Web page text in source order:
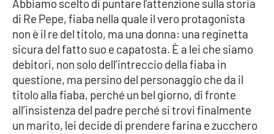
Lamezia Terme
PROGETTI
SPECIALI
Buona Sanità Calabria
LA
CALABRIAVISIONE
Abbiamo scelto di puntare l’attenzione sulla storia
di Re Pepe, fiaba nella quale il vero protagonista
non è il re del titolo, ma una donna: una reginetta
sicura del fatto suo e capatosta. È a lei che siamo
debitori, non solo dell’intreccio della fiaba in
questione, ma persino del personaggio che da il
titolo alla fiaba, perché un bel giorno, di fronte
all’insistenza del padre perché si trovi finalmente
un marito, lei decide di prendere farina e zucchero